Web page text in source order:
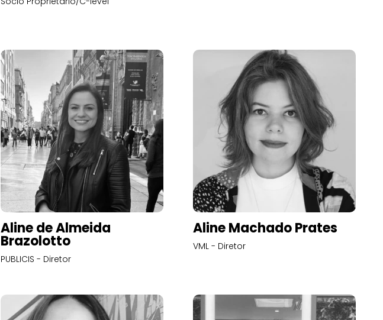
Aline de Almeida
Brazolotto
PUBLICIS - Diretor
Aline Machado Prates
VML - Diretor